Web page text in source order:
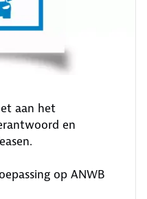
aan het
en
op ANWB